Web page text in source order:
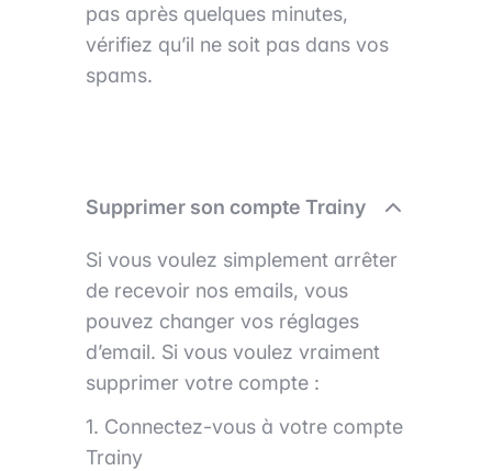
pas après quelques minutes,
vérifiez qu’il ne soit pas dans vos
spams.
Supprimer son compte Trainy
Si vous voulez simplement arrêter
de recevoir nos emails, vous
pouvez changer vos réglages
d’email. Si vous voulez vraiment
supprimer votre compte :
1. Connectez-vous à votre compte
Trainy